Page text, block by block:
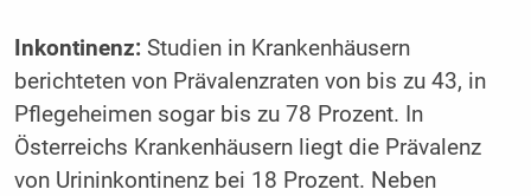
Inkontinenz:Studien in Krankenhäusern
berichteten von Prävalenzraten von bis zu 43, in
Pflegeheimen sogar bis zu 78 Prozent. In
Österreichs Krankenhäusern liegt die Prävalenz
von Urininkontinenz bei 18 Prozent. Neben